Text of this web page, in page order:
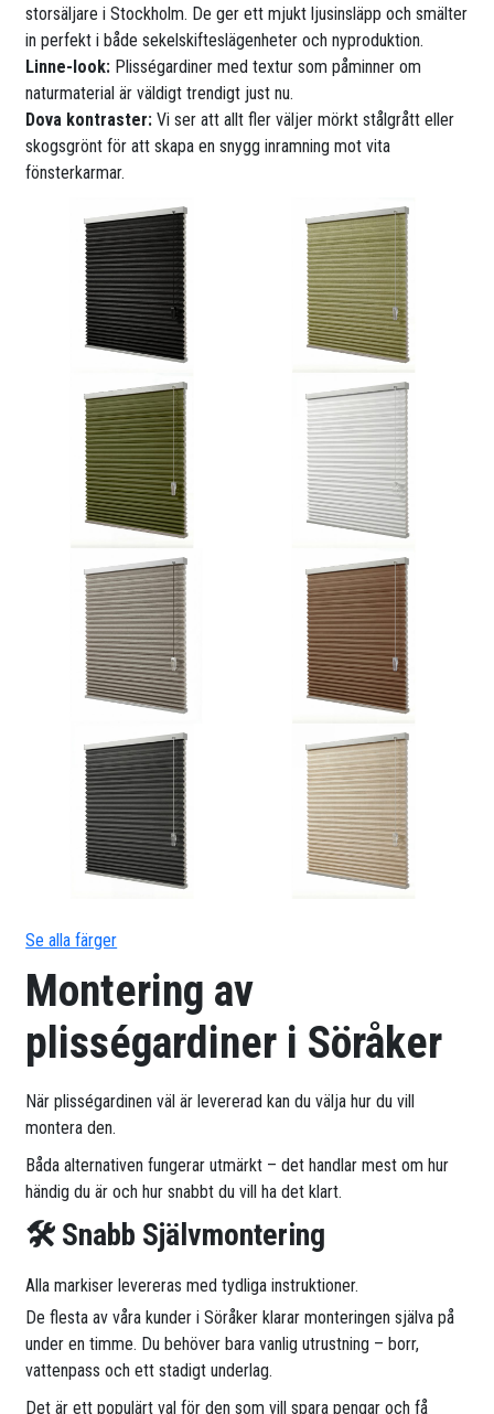
storsäljare i Stockholm. De ger ett mjukt ljusinsläpp och smälter
in perfekt i både sekelskifteslägenheter och nyproduktion.
Linne-look: Plisségardiner med textur som påminner om
naturmaterial är väldigt trendigt just nu.
Dova kontraster: Vi ser att allt fler väljer mörkt stålgrått eller
skogsgrönt för att skapa en snygg inramning mot vita
fönsterkarmar.
Se alla färger
Montering av
plisségardiner i Söråker
När plisségardinen väl är levererad kan du välja hur du vill
montera den.
Båda alternativen fungerar utmärkt – det handlar mest om hur
händig du är och hur snabbt du vill ha det klart.
🛠 Snabb Självmontering
Alla markiser levereras med tydliga instruktioner.
De flesta av våra kunder i Söråker klarar monteringen själva på
under en timme. Du behöver bara vanlig utrustning – borr,
vattenpass och ett stadigt underlag.
Det är ett populärt val för den som vill spara pengar och få